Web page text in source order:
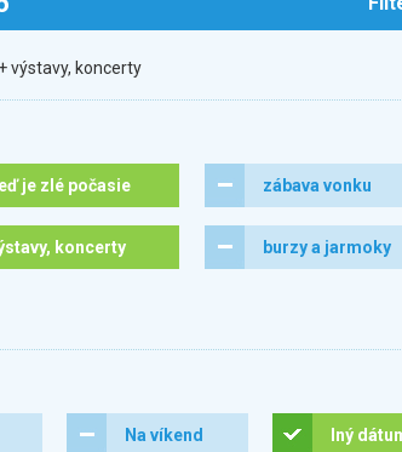
výstavy, koncerty
je zlé počasie zábava vonku
koncerty burzy a jarmoky
Na víkend Iný